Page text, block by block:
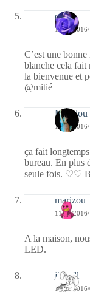
covix
11/10/
C’est une
blanche cela fait
la bienvenue et
@mitié
Marylou
11/10/
ça fait
bureau. En plus
seule fois. ♡♡
marizou
11/10/
A la maison,
LED.
jill bill
11/10/